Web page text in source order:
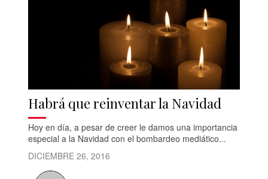
Habrá que reinventar la Navidad
Hoy en día, a pesar de creer le damos una importancia
especial a la Navidad con el bombardeo mediático...
DICIEMBRE 26, 2016